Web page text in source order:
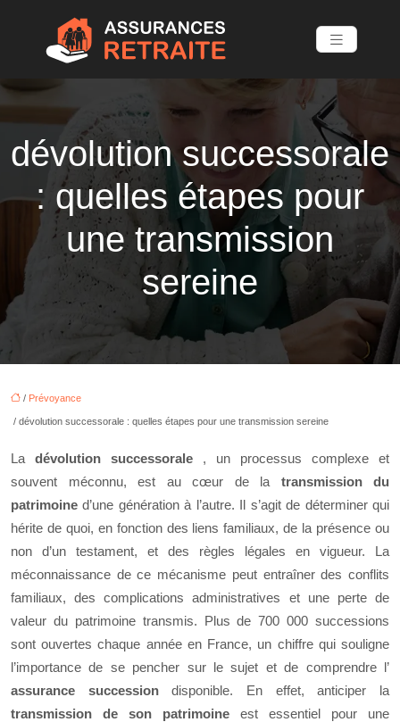
dévolution successorale
: quelles étapes pour
une transmission
sereine
/ Prévoyance
/ dévolution successorale : quelles étapes pour une transmission sereine
La dévolution successorale , un processus complexe et
souvent méconnu, est au cœur de la transmission du
patrimoined’une génération à l’autre. Il s’agit de déterminer qui
hérite de quoi, en fonction des liens familiaux, de la présence ou
non d’un testament, et des règles légales en vigueur. La
méconnaissance de ce mécanisme peut entraîner des conflits
familiaux, des complications administratives et une perte de
valeur du patrimoine transmis. Plus de 700 000 successions
sont ouvertes chaque année en France, un chiffre qui souligne
l’importance de se pencher sur le sujet et de comprendre l’
assurance successiondisponible. En effet, anticiper la
transmission de son patrimoine est essentiel pour une